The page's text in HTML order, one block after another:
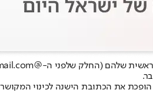
את הכתובת הישנה לכינוי